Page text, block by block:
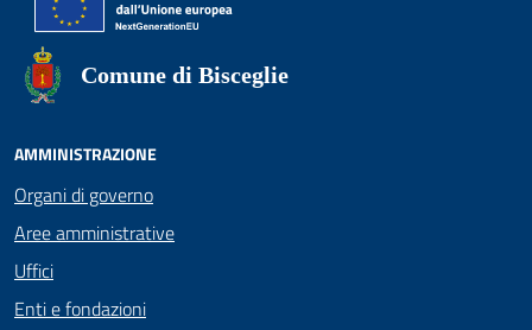
Comune di Bisceglie
AMMINISTRAZIONE
Organi di governo
Aree amministrative
Uffici
Enti e fondazioni